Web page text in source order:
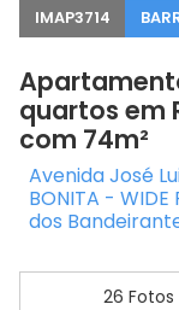
IMAP3714
quartos em
com 74m²
Avenida José
BONITA -
dos
26 Fotos